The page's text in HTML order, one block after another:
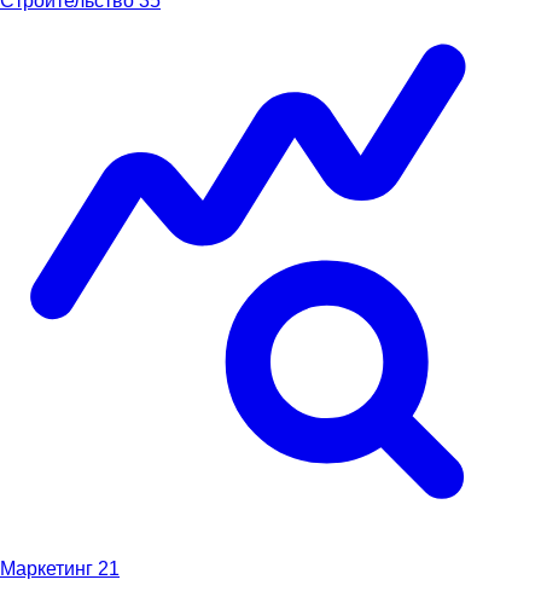
Маркетинг 21